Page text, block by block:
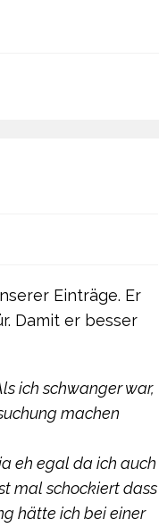
Einträge. Er
Damit er besser
ich schwanger war,
machen
eh egal da ich auch
mal schockiert dass
hätte ich bei einer